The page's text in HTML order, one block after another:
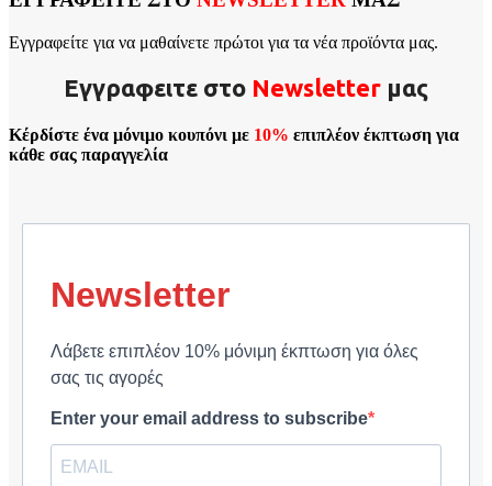
Εγγραφείτε για να μαθαίνετε πρώτοι για τα νέα προϊόντα μας.
Εγγραφειτε στο Νewsletter μας
Κέρδίστε ένα μόνιμο κουπόνι με 10% επιπλέον έκπτωση για
κάθε σας παραγγελία
Newsletter
Λάβετε επιπλέον 10% μόνιμη έκπτωση για όλες
σας τις αγορές
Enter your email address to subscribe